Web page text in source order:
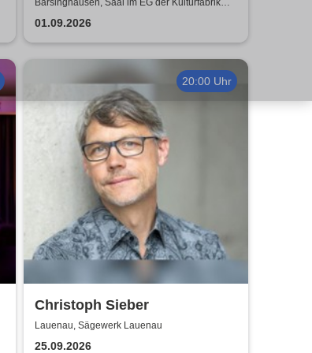
Barsinghausen, Saal im EG der Kulturfabrik
Krawatte
01.09.2026
20:00 Uhr
Christoph Sieber
Lauenau, Sägewerk Lauenau
25.09.2026